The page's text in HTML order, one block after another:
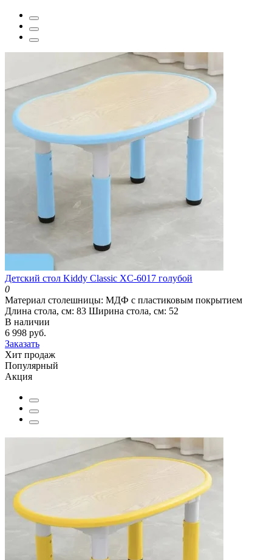
Детский стол Kiddy Classic XC-6017 голубой
0
Материал столешницы: МДФ с пластиковым покрытием
Длина стола, см: 83 Ширина стола, см: 52
В наличии
6 998 руб.
Заказать
Хит продаж
Популярный
Акция